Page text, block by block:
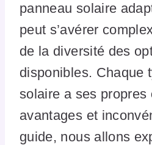
panneau solaire
peut s’avérer
de la diversité des
disponibles. Chaque
solaire a ses propres
avantages et
guide, nous allons